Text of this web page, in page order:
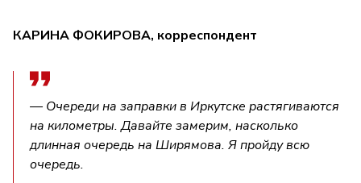
КАРИНА ФОКИРОВА, корреспондент
— Очереди на заправки в Иркутске растягиваются
на километры. Давайте замерим, насколько
длинная очередь на Ширямова. Я пройду всю
очередь.